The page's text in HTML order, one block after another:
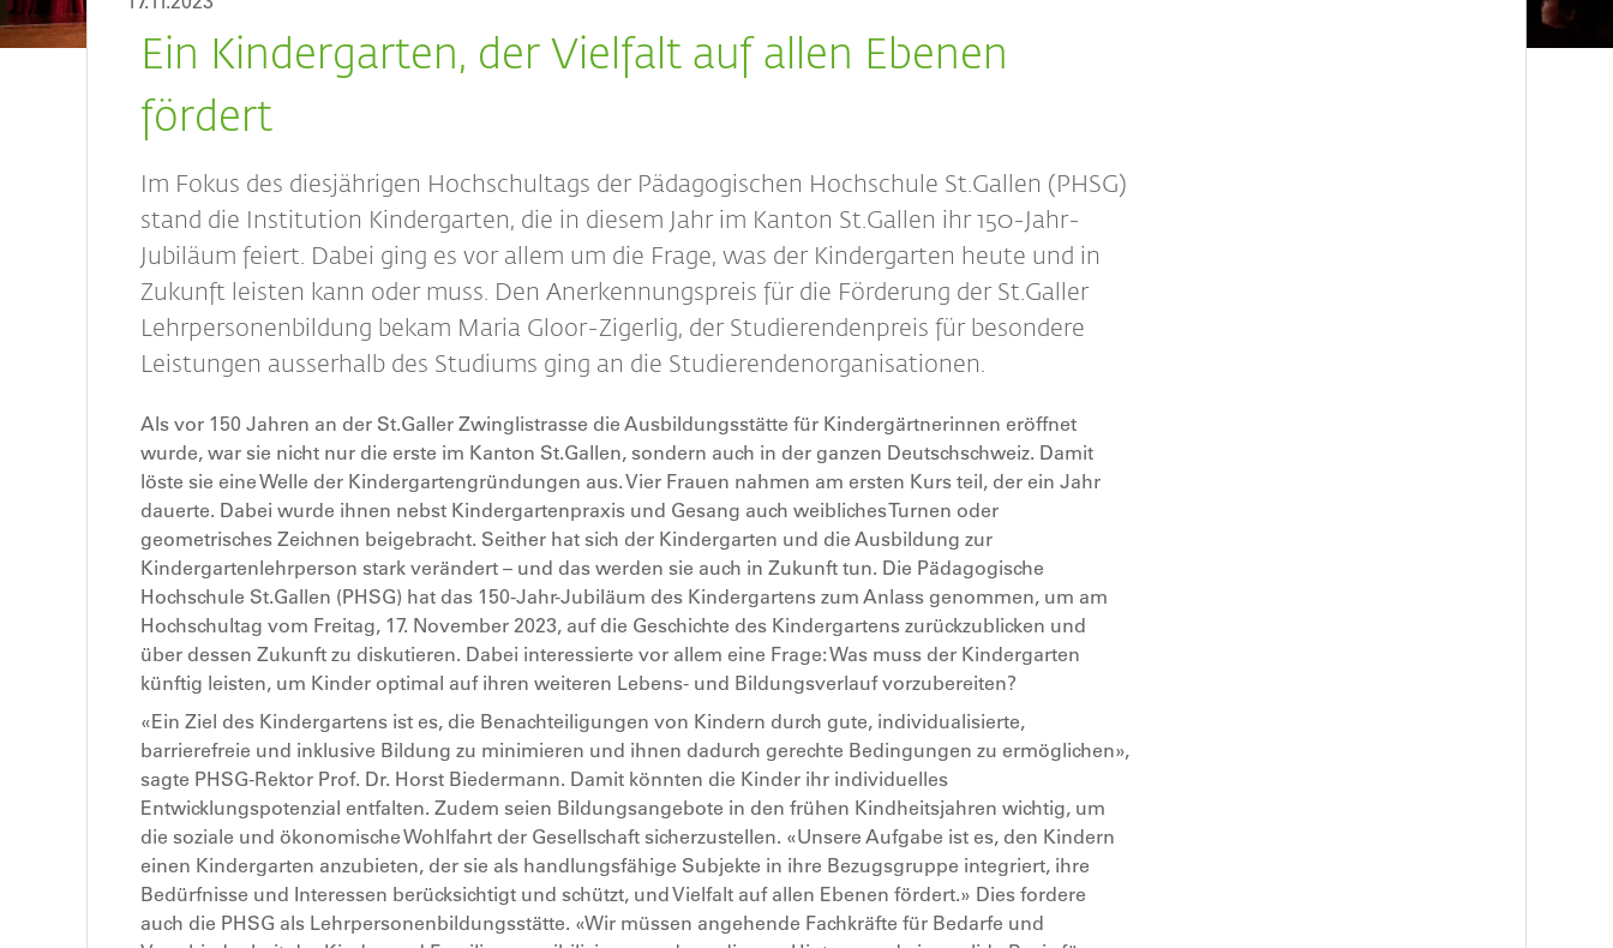
Ein Kindergarten, der Vielfalt auf allen Ebenen
fördert
Im Fokus des diesjährigen Hochschultags der Pädagogischen Hochschule St.Gallen (PHSG)
stand die Institution Kindergarten, die in diesem Jahr im Kanton St.Gallen ihr 150-Jahr-
Jubiläum feiert. Dabei ging es vor allem um die Frage, was der Kindergarten heute und in
Zukunft leisten kann oder muss. Den Anerkennungspreis für die Förderung der St.Galler
Lehrpersonenbildung bekam Maria Gloor-Zigerlig, der Studierendenpreis für besondere
Leistungen ausserhalb des Studiums ging an die Studierendenorganisationen.
Als vor 150 Jahren an der St.Galler Zwinglistrasse die Ausbildungsstätte für Kindergärtnerinnen eröffnet
wurde, war sie nicht nur die erste im Kanton St.Gallen, sondern auch in der ganzen Deutschschweiz. Damit
löste sie eine Welle der Kindergartengründungen aus. Vier Frauen nahmen am ersten Kurs teil, der ein Jahr
dauerte. Dabei wurde ihnen nebst Kindergartenpraxis und Gesang auch weibliches Turnen oder
geometrisches Zeichnen beigebracht. Seither hat sich der Kindergarten und die Ausbildung zur
Kindergartenlehrperson stark verändert – und das werden sie auch in Zukunft tun. Die Pädagogische
Hochschule St.Gallen (PHSG) hat das 150-Jahr-Jubiläum des Kindergartens zum Anlass genommen, um am
Hochschultag vom Freitag, 17. November 2023, auf die Geschichte des Kindergartens zurückzublicken und
über dessen Zukunft zu diskutieren. Dabei interessierte vor allem eine Frage: Was muss der Kindergarten
künftig leisten, um Kinder optimal auf ihren weiteren Lebens- und Bildungsverlauf vorzubereiten?
«Ein Ziel des Kindergartens ist es, die Benachteiligungen von Kindern durch gute, individualisierte,
barrierefreie und inklusive Bildung zu minimieren und ihnen dadurch gerechte Bedingungen zu ermöglichen»,
sagte PHSG-Rektor Prof. Dr. Horst Biedermann. Damit könnten die Kinder ihr individuelles
Entwicklungspotenzial entfalten. Zudem seien Bildungsangebote in den frühen Kindheitsjahren wichtig, um
die soziale und ökonomische Wohlfahrt der Gesellschaft sicherzustellen. «Unsere Aufgabe ist es, den Kindern
einen Kindergarten anzubieten, der sie als handlungsfähige Subjekte in ihre Bezugsgruppe integriert, ihre
Bedürfnisse und Interessen berücksichtigt und schützt, und Vielfalt auf allen Ebenen fördert.» Dies fordere
auch die PHSG als Lehrpersonenbildungsstätte. «Wir müssen angehende Fachkräfte für Bedarfe und